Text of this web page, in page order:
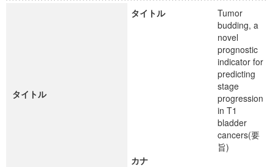
タイトル
タイトル
Tumor
budding, a
novel
prognostic
indicator for
predicting
stage
progression
in T1
bladder
cancers(要
旨)
カナ